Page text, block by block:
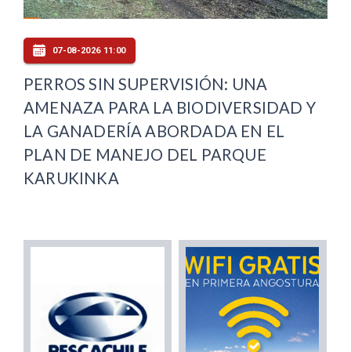
07-08-2026 11:00
PERROS SIN SUPERVISIÓN: UNA
AMENAZA PARA LA BIODIVERSIDAD Y
LA GANADERÍA ABORDADA EN EL
PLAN DE MANEJO DEL PARQUE
KARUKINKA